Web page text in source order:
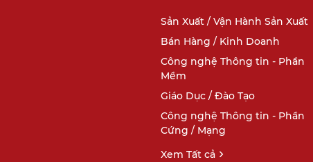
Sản Xuất / Vận Hành Sản Xuất
Bán Hàng / Kinh Doanh
Công nghệ Thông tin - Phần
Mềm
Giáo Dục / Đào Tạo
Công nghệ Thông tin - Phần
Cứng / Mạng
Xem Tất cả